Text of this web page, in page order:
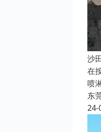
沙
在
喷
东
24-